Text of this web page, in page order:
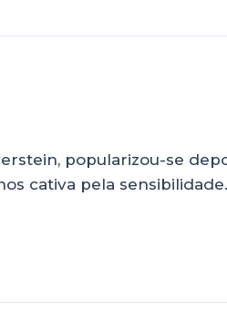
popularizou-se
cativa pela